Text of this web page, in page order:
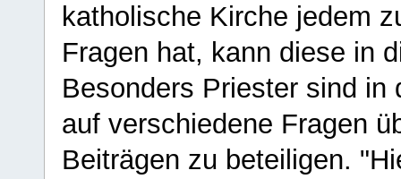
katholische Kirche jedem
Fragen hat, kann diese in
Besonders Priester sind in
auf verschiedene Fragen
Beiträgen zu beteiligen.